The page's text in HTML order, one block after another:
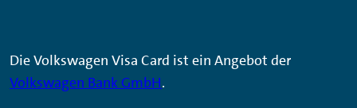
Die Volkswagen Visa Card ist ein Angebot der
Volkswagen Bank GmbH.